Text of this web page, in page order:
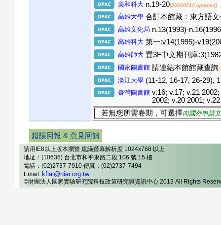
美和科大 n.19-20[20080910 updated]
高雄大學 合訂本館藏：東方語
高雄文化局 n.13(1993)-
高雄科大 第一:v14(1995)-
高雄師大 置3F中文期刊庫
國家圖書館 請連結本館館藏查詢
淡江大學 (11-12, 16-17, 26-29),
臺灣圖書館 v.16; v.17; v.21
2002; v.20 2001;
若無您所需卷期，可選擇向國外申請
錯誤回報 & 意見回饋
請用IE8以上版本瀏覽 建議螢幕解析度 1024x768 以上
地址：(10636) 台北市和平東路二段 106 號 15 樓
電話：(02)2737-7910 傳真：(02)2737-7494
Email: kflai@niar.org.tw
©財團法人國家實驗研究院科技政策研究與資訊中心 2013 All Rights